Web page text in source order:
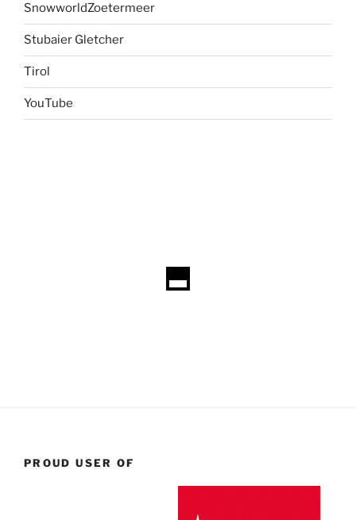
SnowworldZoetermeer
Stubaier Gletcher
Tirol
YouTube
PROUD USER OF